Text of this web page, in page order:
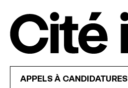
APPELS À CANDIDATURES